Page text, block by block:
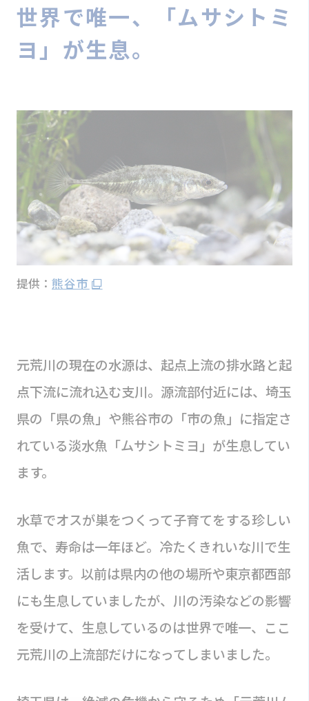
世界で唯一、「ムサシトミ
ヨ」が生息。
提供： 熊谷市
元荒川の現在の水源は、起点上流の排水路と起
点下流に流れ込む支川。源流部付近には、埼玉
県の「県の魚」や熊谷市の「市の魚」に指定さ
れている淡水魚「ムサシトミヨ」が生息してい
ます。
水草でオスが巣をつくって子育てをする珍しい
魚で、寿命は一年ほど。冷たくきれいな川で生
活します。以前は県内の他の場所や東京都西部
にも生息していましたが、川の汚染などの影響
を受けて、生息しているのは世界で唯一、ここ
元荒川の上流部だけになってしまいました。